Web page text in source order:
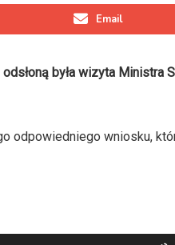
Email
była wizyta Ministra
odpowiedniego wniosku,